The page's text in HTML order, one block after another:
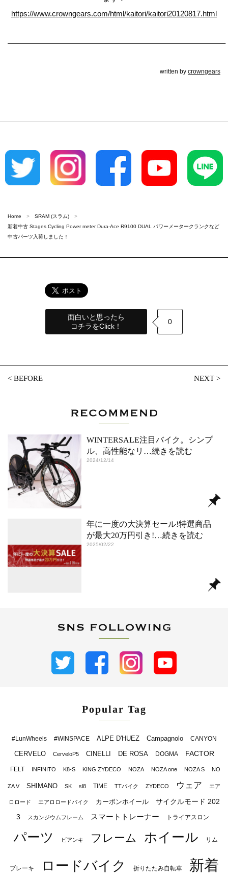
https://www.crowngears.com/html/kaitori/kaitori20120817.html
————————————————————————————–
written by crowngears
Home
SRAM (スラム)
新着中古 Stages Cycling Power meter Dura-Ace R9100 DUAL パワーメータークランクなど
中古パーツ入荷しました！
面白いと思ったら
コチラをClick！
0
<BEFORE NEXT>
WINTERSALE注目バイク。シンプ
ル、高性能なリ …続きを読む
2024/12/14
年に一度の大決算セール!特選商品
が最大20万円引き!…続きを読む
2025/02/22
Popular Tag
#LunWheels #WINSPACE ALPE D'HUEZ Campagnolo CANYON
CERVELO CerveloP5 CINELLI DE ROSA DOGMA FACTOR
FELT INFINITO K8-S KING ZYDECO NOZA NOZA one NOZA S NO
ZA V SHIMANO SK sl8 TIME TTバイク ZYDECO ウェア エア
ロロード エアロロードバイク カーボンホイール
サイクルモード 202
3
スカンジウムフレーム スマートトレーナー トライアスロン
パーツ ビアンキ フレーム ホイール リム
ブレーキ ロードバイク 折りたたみ自転車
新着